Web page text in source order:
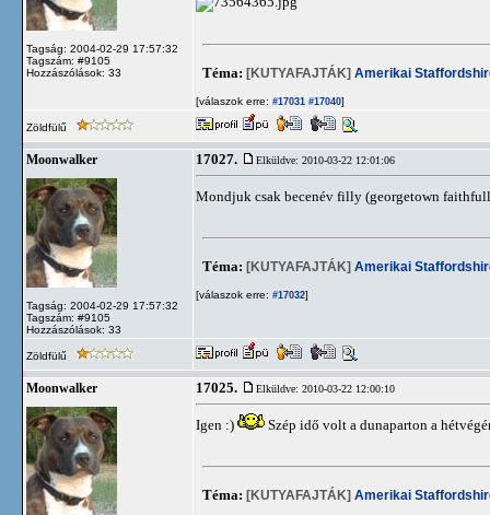
Tagság: 2004-02-29 17:57:32
Tagszám: #9105
Hozzászólások: 33
Téma: [KUTYAFAJTÁK] Amerikai
[válaszok erre: #17031 #17040]
Zöldfülű
Moonwalker
Tagság: 2004-02-29 17:57:32
Tagszám: #9105
Hozzászólások: 33
17027. Elküldve: 2010-03-22 12:01:06
Mondjuk csak becenév filly (georgetown
Téma: [KUTYAFAJTÁK] Amerikai
[válaszok erre: #17032]
Zöldfülű
Moonwalker 17025. Elküldve: 2010-03-22 12:00:10
Igen :) Szép idő volt a dunaparton a
Téma: [KUTYAFAJTÁK] Amerikai